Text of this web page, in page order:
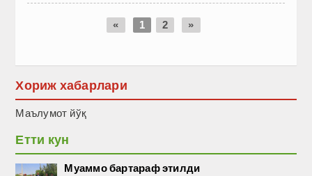
« 1 2 »
Хориж хабарлари
Маълумот йўқ
Етти кун
Муаммо бартараф этилди